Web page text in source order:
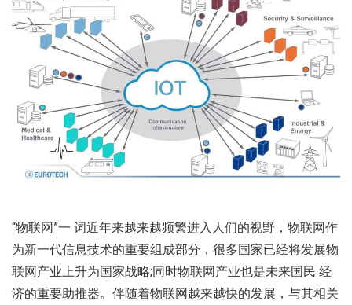
“物联网”一 词近年来越来越频繁进入人们的视野，物联网作
为新一代信息技术的重要组成部分，很多国家已经将发展物
联网产业上升为国家战略;同时物联网产业也是未来国民 经
济的重要助推器。伴随着物联网越来越快的发展，与其相关